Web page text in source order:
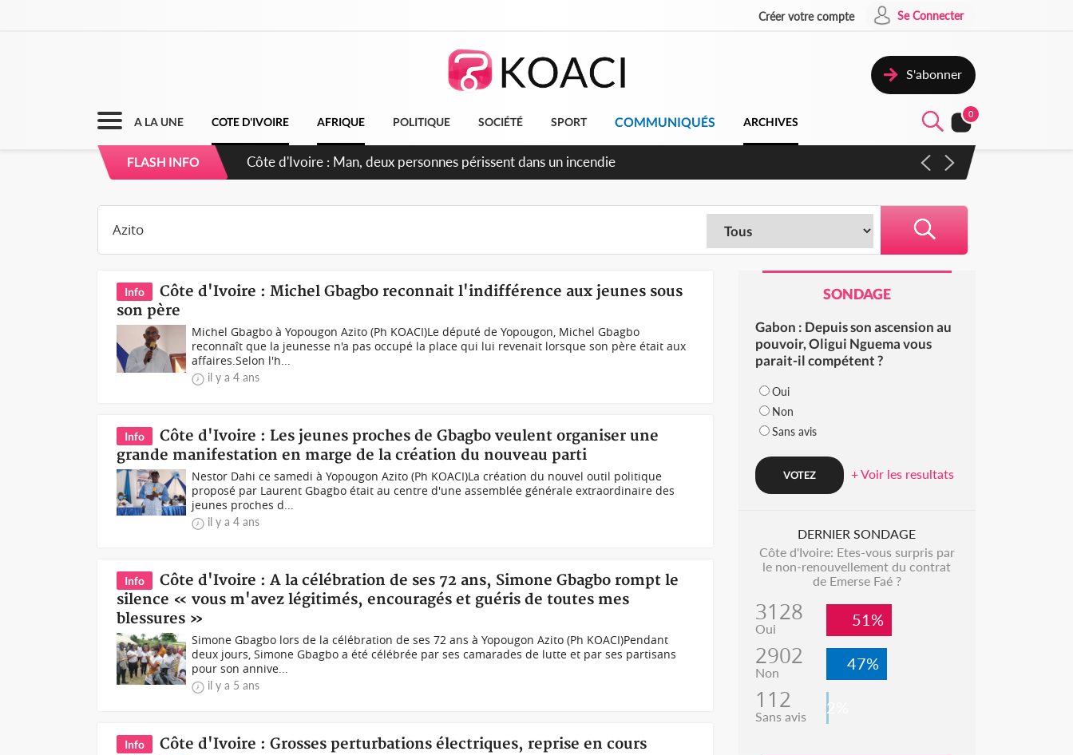
Créer votre compte Se Connecter
S'abonner
A LA UNE COTE D'IVOIRE AFRIQUE POLITIQUE SOCIÉTÉ SPORT COMMUNIQUÉS ARCHIVES
0
FLASH INFO
Côte d'Ivoire : Séileu, la célébration de la fête nationale transformée en vaste campagne contre les produits
Info
Côte d'Ivoire : Michel Gbagbo reconnait l'indifférence aux jeunes sous
son père
Michel Gbagbo à Yopougon Azito (Ph KOACI)Le député de Yopougon, Michel Gbagbo
reconnaît que la jeunesse n'a pas occupé la place qui lui revenait lorsque son père était aux
affaires.Selon l'h...
il y a 4 ans
Info
Côte d'Ivoire : Les jeunes proches de Gbagbo veulent organiser une
grande manifestation en marge de la création du nouveau parti
Nestor Dahi ce samedi à Yopougon Azito (Ph KOACI)La création du nouvel outil politique
proposé par Laurent Gbagbo était au centre d'une assemblée générale extraordinaire des
jeunes proches d...
il y a 4 ans
Info
Côte d'Ivoire : A la célébration de ses 72 ans, Simone Gbagbo rompt le
silence « vous m'avez légitimés, encouragés et guéris de toutes mes
blessures »
Simone Gbagbo lors de la célébration de ses 72 ans à Yopougon Azito (Ph KOACI)Pendant
deux jours, Simone Gbagbo a été célébrée par ses camarades de lutte et par ses partisans
pour son annive...
il y a 5 ans
Info Côte d'Ivoire : Grosses perturbations électriques, reprise en cours
SONDAGE
Gabon : Depuis son ascension au
pouvoir, Oligui Nguema vous
parait-il compétent ?
Oui
Non
Sans avis
+ Voir les resultats
DERNIER SONDAGE
Côte d'Ivoire: Etes-vous surpris par
le non-renouvellement du contrat
de Emerse Faé ?
3128
Oui 51%
2902
Non 47%
112
Sans avis 2%